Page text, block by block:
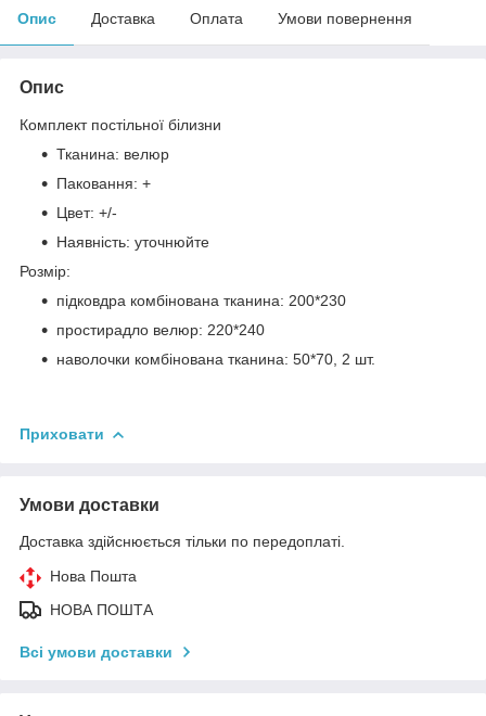
Опис Доставка Оплата Умови повернення
Опис
Комплект постільної білизни
Тканина: велюр
Паковання: +
Цвет: +/-
Наявність: уточнюйте
Розмір:
підковдра комбінована тканина: 200*230
простирадло велюр: 220*240
наволочки комбінована тканина: 50*70, 2 шт.
Приховати
Умови доставки
Доставка здійснюється тільки по передоплаті.
Нова Пошта
НОВА ПОШТА
Всі умови доставки